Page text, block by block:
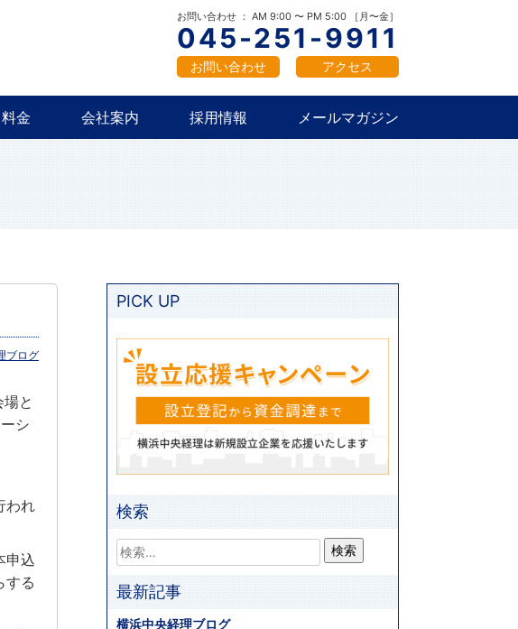
お問い合わせ ： AM 9:00 〜 PM 5:00 ［月〜金］
045-251-9911
お問い合わせ アクセス
料金 会社案内 採用情報 メールマガジン
ブログ
と
シ
われ
申込
する
PICK UP
検索
最新記事
横浜中央経理ブログ
新卒採用
中途採用